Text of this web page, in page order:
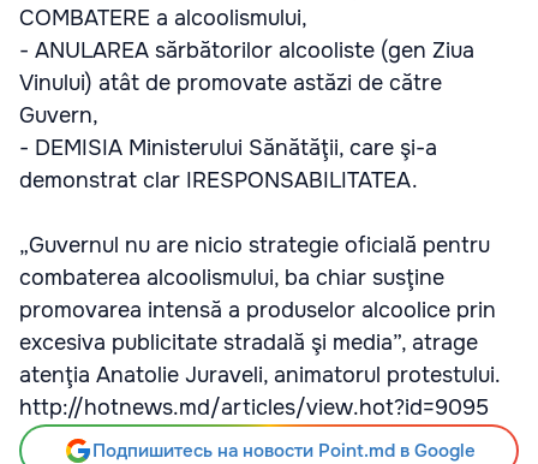
COMBATERE a alcoolismului,
- ANULAREA sărbătorilor alcooliste (gen Ziua
Vinului) atât de promovate astăzi de către
Guvern,
- DEMISIA Ministerului Sănătăţii, care şi-a
demonstrat clar IRESPONSABILITATEA.
„Guvernul nu are nicio strategie oficială pentru
combaterea alcoolismului, ba chiar susţine
promovarea intensă a produselor alcoolice prin
excesiva publicitate stradală şi media”, atrage
atenţia Anatolie Juraveli, animatorul protestului.
http://hotnews.md/articles/view.hot?id=9095
Подпишитесь на новости Point.md в Google